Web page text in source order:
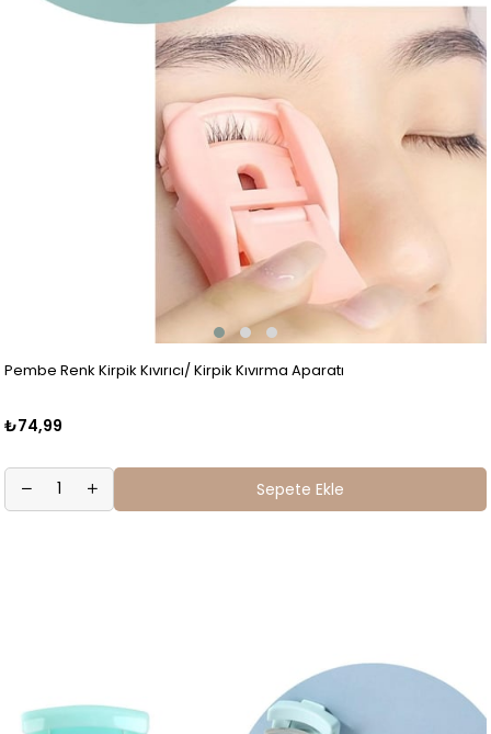
Pembe Renk Kirpik Kıvırıcı/ Kirpik Kıvırma Aparatı
₺74,99
Sepete Ekle